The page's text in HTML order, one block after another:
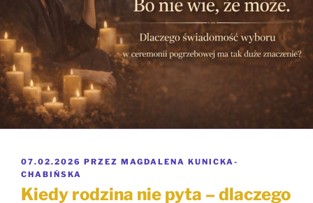
OPUBLIKOWANE
W
07.02.2026 PRZEZ MAGDALENA KUNICKA-
CHABIŃSKA
Kiedy rodzina nie pyta – dlaczego